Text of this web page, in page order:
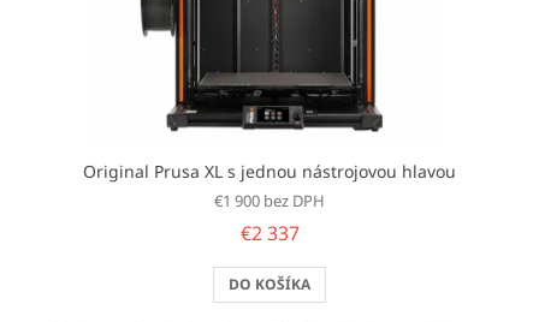
Original Prusa XL s jednou nástrojovou hlavou
€1 900 bez DPH
€2 337
DO KOŠÍKA